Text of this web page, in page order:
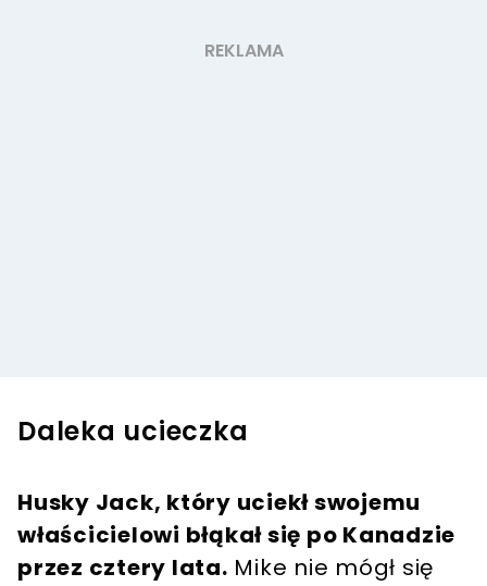
Daleka ucieczka
Husky Jack, który uciekł swojemu
właścicielowi błąkał się po Kanadzie
przez cztery lata. Mike nie mógł się